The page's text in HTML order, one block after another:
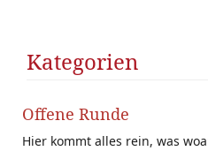
Kategorien
Offene Runde
Hier kommt alles rein, was